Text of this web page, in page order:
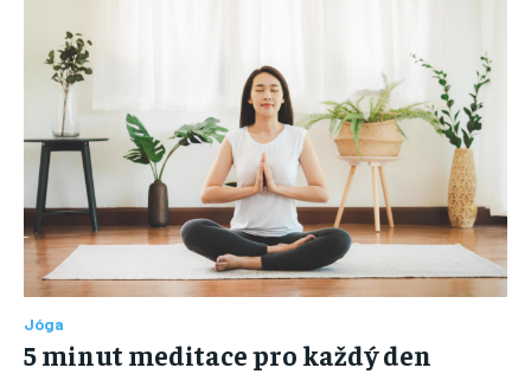
Jóga
5 minut meditace pro každý den